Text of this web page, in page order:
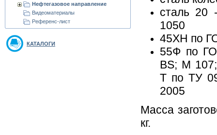
Нефтегазовое направление
Видеоматериалы
Референс-лист
КАТАЛОГИ
сталь 20
1050
45ХН по
55Ф по
BS; М
Т по ТУ
2005
Масса
кг.